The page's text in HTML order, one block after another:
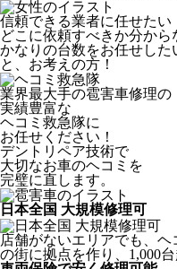
信頼できる業者に任せたい
どこに依頼すべきか分から
かなりの台数をお任せした
と、お考えの方！
業界最大手の雹害車修理の
実績豊富な
ヘコミ救急隊に
お任せください！
デントリペア技術で
大切なお車のヘコミを
完璧に直します。
日本全国 大規模修理可
店舗がないエリアでも、
の街に拠点を作り、1,000